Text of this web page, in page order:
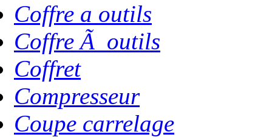
Coffre a outils
Coffre Ã outils
Coffret
Compresseur
Coupe carrelage